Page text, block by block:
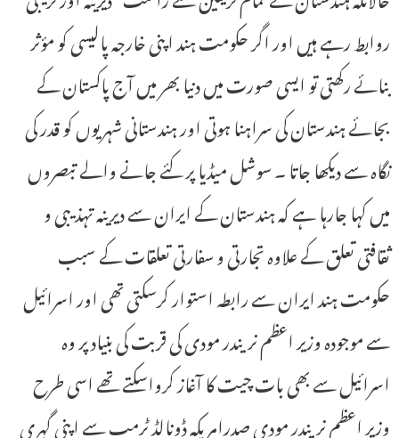
روابط رہے ہیں اور اگر حکومت ہند اپنی خارجہ پالیسی کو مؤثر
بنائے رکھتی تو ایسی صورت میں دنیا بھر میں آج پاکستان کے
بجائے ہندستان کی سراہنا ہوتی اور ہندستانی شہریوں کو قدر کی
نگاہ سے دیکھا جاتا ۔ سوشل میڈیا پر کئے جانے والے تبصروں
میں کہا جارہا ہے کہ ہندستان کے ایران سے دیرینہ تہذیبی و
ثقافتی تعلق کے علاوہ تجارتی و سفارتی تعلقات کے سبب
حکومت ہند ایران سے رابطہ استوار کرسکتی تھی اور اسرائیل
سے موجودہ وزیر اعظم نریندر مودی کی قربت کی بنیاد پر وہ
اسرائیل سے بھی بات چیت کا آغاز کرواسکتے تھے اسی طرح
وزیر اعظم نریندر مودی صدرامریکہ ڈونالڈ ٹرمپ سے اپنی گہری